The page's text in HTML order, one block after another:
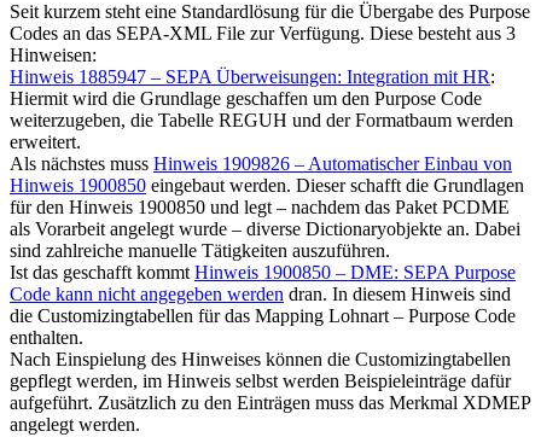
Seit kurzem steht eine Standardlösung für die Übergabe des Purpose
Codes an das SEPA-XML File zur Verfügung. Diese besteht aus 3
Hinweisen:
Hinweis 1885947 – SEPA Überweisungen: Integration mit HR:
Hiermit wird die Grundlage geschaffen um den Purpose Code
weiterzugeben, die Tabelle REGUH und der Formatbaum werden
erweitert.
Als nächstes muss Hinweis 1909826 – Automatischer Einbau von
Hinweis 1900850 eingebaut werden. Dieser schafft die Grundlagen
für den Hinweis 1900850 und legt – nachdem das Paket PCDME
als Vorarbeit angelegt wurde – diverse Dictionaryobjekte an. Dabei
sind zahlreiche manuelle Tätigkeiten auszuführen.
Ist das geschafft kommt Hinweis 1900850 – DME: SEPA Purpose
Code kann nicht angegeben werden dran. In diesem Hinweis sind
die Customizingtabellen für das Mapping Lohnart – Purpose Code
enthalten.
Nach Einspielung des Hinweises können die Customizingtabellen
gepflegt werden, im Hinweis selbst werden Beispieleinträge dafür
aufgeführt. Zusätzlich zu den Einträgen muss das Merkmal XDMEP
angelegt werden.